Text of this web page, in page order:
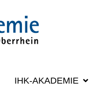
IHK-AKADEMIE